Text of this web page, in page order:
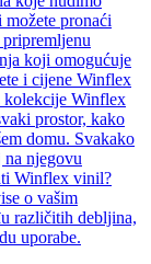
pronaći
koji omogućuje
i cijene Winflex
kolekcije Winflex
prostor, kako
domu. Svakako
njegovu
Winflex vinil?
o vašim
različitih debljina,
uporabe.